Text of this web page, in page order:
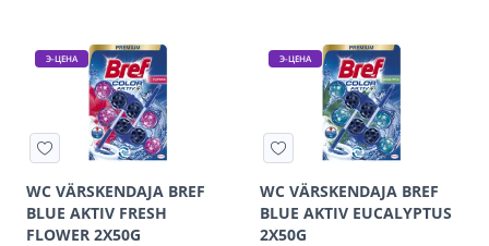
Э-ЦЕНА
WC VÄRSKENDAJA BREF
BLUE AKTIV FRESH
FLOWER 2X50G
Э-ЦЕНА
WC VÄRSKENDAJA BREF
BLUE AKTIV EUCALYPTUS
2X50G